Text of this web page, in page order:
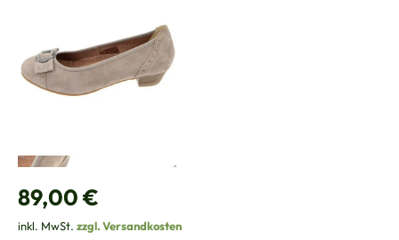
Regulärer Preis:
89,00 €
inkl. MwSt. zzgl. Versandkosten